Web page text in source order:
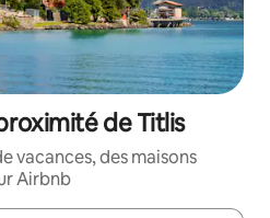
de Titlis
vacances, des maisons
Airbnb